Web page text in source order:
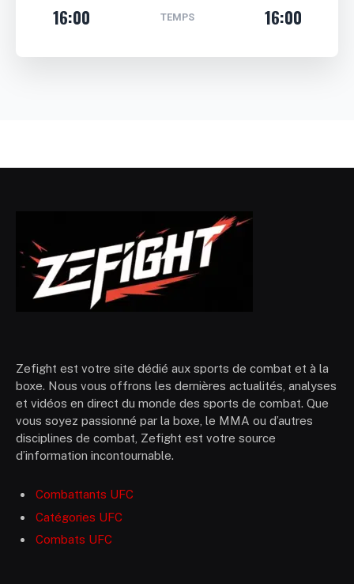
16:00
TEMPS 16:00
Zefight est votre site dédié aux sports de combat et à la
boxe. Nous vous offrons les dernières actualités, analyses
et vidéos en direct du monde des sports de combat. Que
vous soyez passionné par la boxe, le MMA ou d’autres
disciplines de combat, Zefight est votre source
d’information incontournable.
Combattants UFC
Catégories UFC
Combats UFC